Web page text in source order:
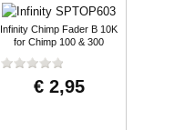
Infinity Chimp Fader B 10K
for Chimp 100 & 300
€ 2,95